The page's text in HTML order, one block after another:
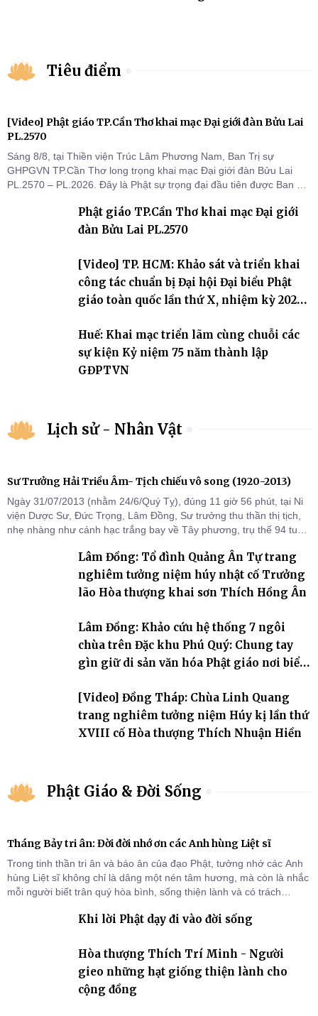
Tiêu điểm
[Video] Phật giáo TP.Cần Thơ khai mạc Đại giới đàn Bửu Lai
PL.2570
Sáng 8/8, tại Thiền viện Trúc Lâm Phương Nam, Ban Trị sự
GHPGVN TP.Cần Thơ long trọng khai mạc Đại giới đàn Bửu Lai
PL.2570 – PL.2026. Đây là Phật sự trọng đại đầu tiên được Ban Trị
thứ I, thể hiện sự quan tâm đối với công tác truyền giới, đào tạo
Tăng tài và tiếp nối mạng mạch Tăng-g
Phật giáo TP.Cần Thơ khai mạc Đại giới
đàn Bửu Lai PL.2570
[Video] TP. HCM: Khảo sát và triển khai
công tác chuẩn bị Đại hội Đại biểu Phật
giáo toàn quốc lần thứ X, nhiệm kỳ 2026-
Huế: Khai mạc triển lãm cùng chuỗi các
sự kiện Kỷ niệm 75 năm thành lập
GĐPTVN
Lịch sử - Nhân Vật
Sư Trưởng Hải Triều Âm- Tịch chiếu vô song (1920-2013)
Ngày 31/07/2013 (nhằm 24/6/Quý Tỵ), đúng 11 giờ 56 phút, tại Ni
viện Dược Sư, Đức Trọng, Lâm Đồng, Sư trưởng thu thần thị tịch,
nhẹ nhàng như cánh hạc trắng bay về Tây phương, trụ thế 94 tuổi
Lâm Đồng: Tổ đình Quảng Ân Tự trang
nghiêm tưởng niệm húy nhật cố Trưởng
lão Hòa thượng khai sơn Thích Hồng Ân
Lâm Đồng: Khảo cứu hệ thống 7 ngôi
chùa trên Đặc khu Phú Quý: Chung tay
gìn giữ di sản văn hóa Phật giáo nơi biển
[Video] Đồng Tháp: Chùa Linh Quang
trang nghiêm tưởng niệm Húy kị lần thứ
XVIII cố Hòa thượng Thích Nhuận Hiền
Phật Giáo & Đời Sống
Tháng Bảy tri ân: Đời đời nhớ ơn các Anh hùng Liệt sĩ
Trong tinh thần tri ân và báo ân của đạo Phật, tưởng nhớ các Anh
hùng Liệt sĩ không chỉ là dâng một nén tâm hương, mà còn là nhắc
mỗi người biết trân quý hòa bình, sống thiện lành và có trách
Khi lời Phật dạy đi vào đời sống
Hòa thượng Thích Trí Minh - Người
gieo những hạt giống thiện lành cho
cộng đồng